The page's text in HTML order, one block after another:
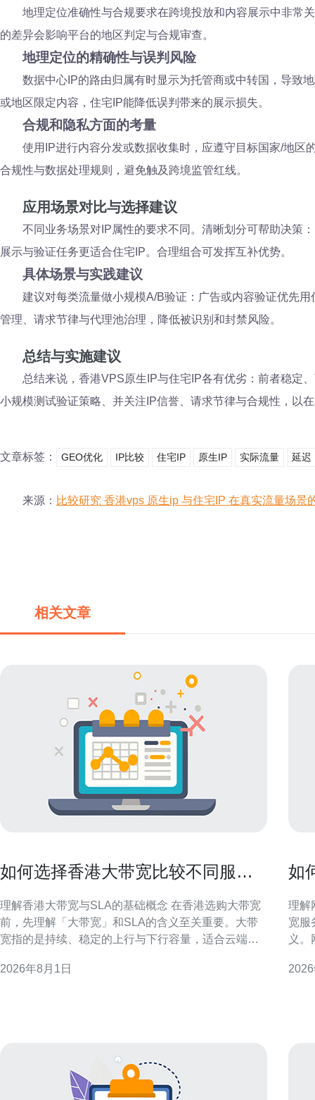
地理定位准确性与合规要求在跨境投放和内容展示中非常
的差异会影响平台的地区判定与合规审查。
地理定位的精确性与误判风险
数据中心IP的路由归属有时显示为托管商或中转国，导致
或地区限定内容，住宅IP能降低误判带来的展示损失。
合规和隐私方面的考量
使用IP进行内容分发或数据收集时，应遵守目标国家/地
合规性与数据处理规则，避免触及跨境监管红线。
应用场景对比与选择建议
不同业务场景对IP属性的要求不同。清晰划分可帮助决策
展示与验证任务更适合住宅IP。合理组合可发挥互补优势。
具体场景与实践建议
建议对每类流量做小规模A/B验证：广告或内容验证优先
管理、请求节律与代理池治理，降低被识别和封禁风险。
总结与实施建议
总结来说，香港VPS原生IP与住宅IP各有优劣：前者稳定
小规模测试验证策略、并关注IP信誉、请求节律与合规性，以
文章标签： GEO优化 IP比较 住宅IP 原生IP 实际流量 延迟
来源： 比较研究 香港vps 原生ip 与住宅IP 在真实流量场景
相关文章
如何选择香港大带宽比较不同服务
理解香港大带宽与SLA的基础概念 在香港选购大带宽
前，先理解「大带宽」和SLA的含义至关重要。大带
宽指的是持续、稳定的上行与下行容量，适合云端备
则明确了可用性、丢包率与维修时限等指标，是衡量
2026年8月1日
如
理解网
宽服
义。
程中